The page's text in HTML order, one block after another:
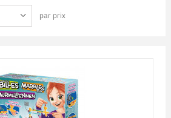
par prix